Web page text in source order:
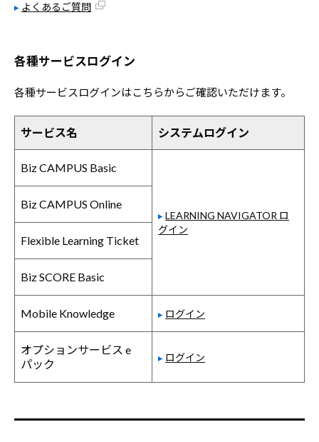
よくあるご質問
各種サービスログイン
各種サービスログインはこちらからご確認いただけます。
サービス名 システムログイン
Biz CAMPUS Basic
LEARNING NAVIGATOR ロ
グイン
Biz CAMPUS Online
Flexible Learning Ticket
Biz SCORE Basic
Mobile Knowledge ログイン
オプションサービス e
パック
ログイン